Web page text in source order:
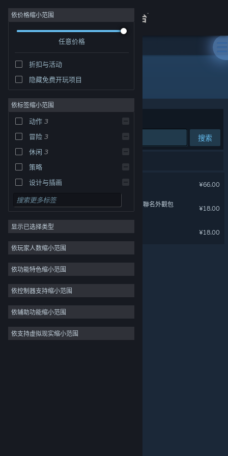
登录
关于
客服
关于蒸汽平台|退款政策|软件许可服务协议
个人信息保护政策|个人信息出境告知书|
依价格缩小范围
任意价格
折扣与活动
隐藏免费开玩项目
依标签缩小范围
动作 3
冒险 3
休闲 3
策略
设计与插画
实用工具
免费开玩
角色扮演
大型多人在线
抢先体验
模拟
竞速
体育
视频制作
显示已选择类型
依玩家人数缩小范围
依功能特色缩小范围
依控制器支持缩小范围
依辅助功能缩小范围
依支持虚拟现实缩小范围
开发者: Hypergryph
排序依据 相关性
搜索
3 个匹配的搜索结果。
¥66.00
《泡姆泡姆》X《明日方舟》聯名外觀包
¥18.00
¥18.00